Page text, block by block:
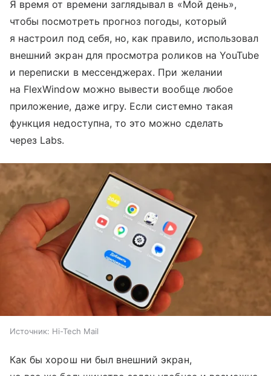
Я время от времени заглядывал в «Мой день»,
чтобы посмотреть прогноз погоды, который
я настроил под себя, но, как правило, использовал
внешний экран для просмотра роликов на YouTube
и переписки в мессенджерах. При желании
на FlexWindow можно вывести вообще любое
приложение, даже игру. Если системно такая
функция недоступна, то это можно сделать
через Labs.
Источник: Hi-Tech Mail
Как бы хорош ни был внешний экран,